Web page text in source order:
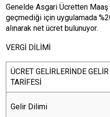
Genelde Asgari Ücretten
geçmediği için uygulamada
alınarak net ücret bulunuyor.
VERGİ DİLİMİ
ÜCRET GELİRLERİNDE
TARİFESİ
Gelir Dilimi